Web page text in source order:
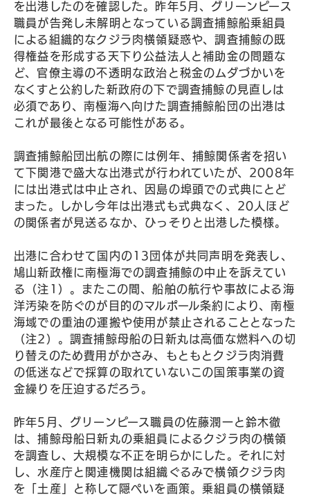
を出港したのを確認した。昨年5月、グリーンピース
職員が告発し未解明となっている調査捕鯨船乗組員
による組織的なクジラ肉横領疑惑や、調査捕鯨の既
得権益を形成する天下り公益法人と補助金の問題な
ど、官僚主導の不透明な政治と税金のムダづかいを
なくすと公約した新政府の下で調査捕鯨の見直しは
必須であり、南極海へ向けた調査捕鯨船団の出港は
これが最後となる可能性がある。
調査捕鯨船団出航の際には例年、捕鯨関係者を招い
て下関港で盛大な出港式が行われていたが、2008年
には出港式は中止され、因島の埠頭での式典にとど
まった。しかし今年は出港式も式典なく、20人ほど
の関係者が見送るなか、ひっそりと出港した模様。
出港に合わせて国内の13団体が共同声明を発表し、
鳩山新政権に南極海での調査捕鯨の中止を訴えてい
る（注1）。またこの間、船舶の航行や事故による海
洋汚染を防ぐのが目的のマルポール条約により、南極
海域での重油の運搬や使用が禁止されることとなった
（注2）。調査捕鯨母船の日新丸は高価な燃料への切
り替えのため費用がかさみ、もともとクジラ肉消費
の低迷などで採算の取れていないこの国策事業の資
金繰りを圧迫するだろう。
昨年5月、グリーンピース職員の佐藤潤一と鈴木徹
は、捕鯨母船日新丸の乗組員によるクジラ肉の横領
を調査し、大規模な不正を明らかにした。それに対
し、水産庁と関連機関は組織ぐるみで横領クジラ肉
を「土産」と称して隠ぺいを画策。乗組員の横領疑